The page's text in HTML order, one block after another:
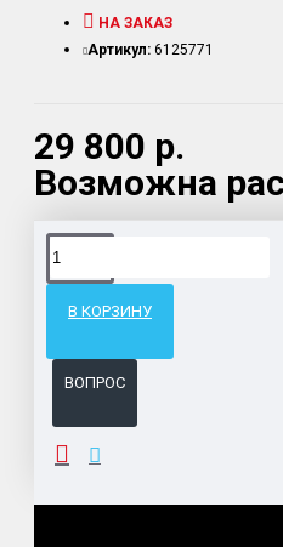
29 800 р.
Возможна
НА ЗАКАЗ
Артикул: 6125771
В КОРЗИНУ
ВОПРОС
Доставка товара по